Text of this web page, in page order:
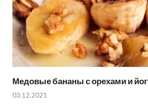
Медовые бананы с орехами и
03.12.2021